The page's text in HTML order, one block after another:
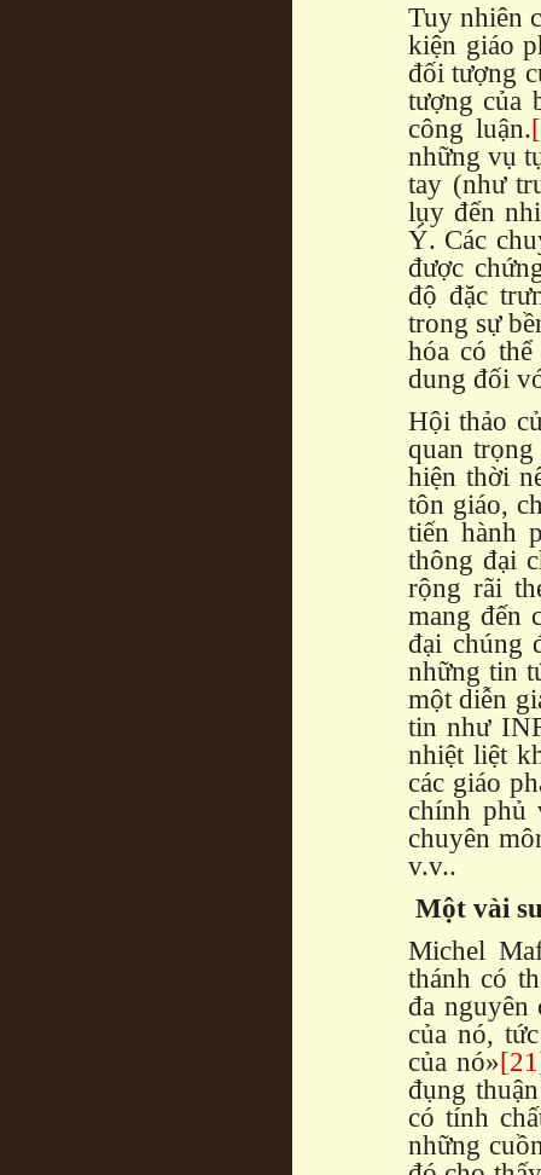
Tuy nhiên
kiện giáo
đối tượng
tượng của
công luận.
những vụ
tay (như
lụy đến
Ý. Các
được
độ đặc
trong sự
hóa có
dung đối
Hội thảo
quan
hiện thời
tôn giáo,
tiến hành
thông đại
rộng rãi
mang đến
đại chúng
những tin
một diễn
tin như
nhiệt liệt
các giáo
chính phủ
chuyên
v.v..
Một vài
Michel
thánh có
đa
của nó,
của nó»
đụng
có tính
những